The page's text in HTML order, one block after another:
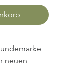
neuen